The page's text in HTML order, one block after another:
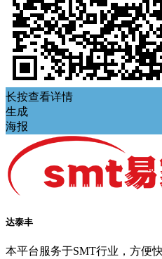
长按查看详情
生成
海报
达泰丰
本平台服务于SMT行业，方便